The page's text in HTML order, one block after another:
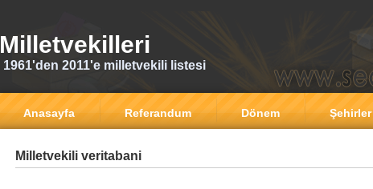
Milletvekilleri
1961'den 2011'e milletvekili listesi
Anasayfa Referandum Dönem Şehirler
Milletvekili veritabani